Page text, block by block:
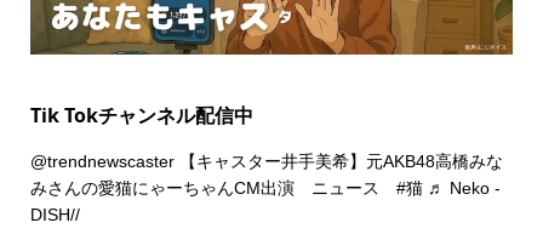
Tik Tokチャンネル配信中
@trendnewscaster【キャスター井手美希】元AKB48高橋みな
みさんの愛猫にゃーちゃんCM出演 ニュース #猫 ♬ Neko -
DISH//